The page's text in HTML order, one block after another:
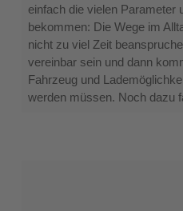
einfach die vielen Parameter
bekommen: Die Wege im
nicht zu viel Zeit
vereinbar sein und dann
Fahrzeug und
werden müssen. Noch dazu